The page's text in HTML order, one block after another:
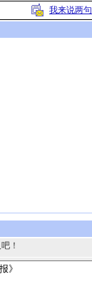
我来说两句
！